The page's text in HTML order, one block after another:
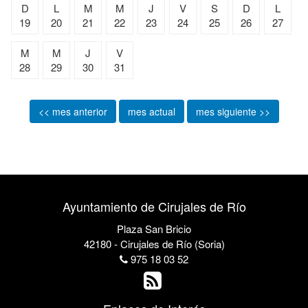
D
19
L
20
M
21
M
22
J
23
V
24
S
25
D
26
L
27
M
28
M
29
J
30
V
31
<< mes anterior mes actual mes siguiente >>
Ayuntamiento de Cirujales de Río
Plaza San Bricio
42180 - Cirujales de Río (Soria)
975 18 03 52